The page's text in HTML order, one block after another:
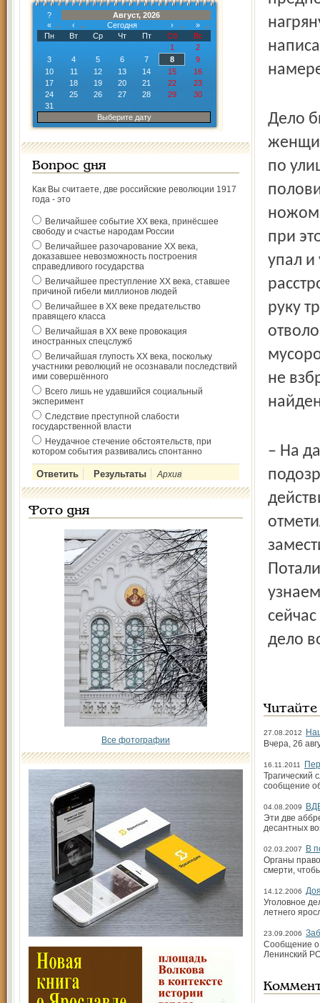
?
Август, 2026
«
‹ Сегодня ›
»
Пн
Вт Ср Чт Пт Сб
Вс
1
2
3
4 5 6 7 8
9
10
11 12 13 14 15
16
17
18 19 20 21 22
23
24
25 26 27 28 29
30
31
Выберите дату
Вопрос дня
Как Вы считаете, две российские революции 1917
года - это
Величайшее событие ХХ века, принёсшее
свободу и счастье народам России
Величайшее разочарование ХХ века,
доказавшее невозможность построения
справедливого государства
Величайшее преступление ХХ века, ставшее
причиной гибели миллионов людей
Величайшее в ХХ веке предательство
правящего класса
Величайшая в ХХ веке провокация
иностранных спецслужб
Величайшая глупость ХХ века, поскольку
участники революций не осознавали последствий
ими совершённого
Всего лишь не удавшийся социальный
эксперимент
Следствие преступной слабости
государственной власти
Неудачное стечение обстоятельств, при
котором события развивались спонтанно
Архив
Фото дня
Все фотографии
Дело
по
при
упал и
руку
не
– На
дело
27.08.2012
Вчера, 26
16.11.2011
Трагический
сообщение
04.08.2009
Эти две
десантных
02.03.2007
В
Органы
смерти,
14.12.2006
Уголовное
летнего
23.09.2006
Сообщение о
Ленинский